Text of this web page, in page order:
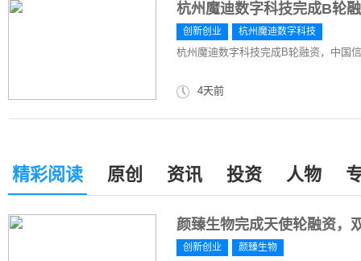
杭州魔迪数字科技完成B轮
创新创业 杭州魔迪数字科技
杭州魔迪数字科技完成B轮融资，中国
4天前
精彩阅读 原创 资讯 投资 人物
颜臻生物完成天使轮融资，
创新创业 颜臻生物